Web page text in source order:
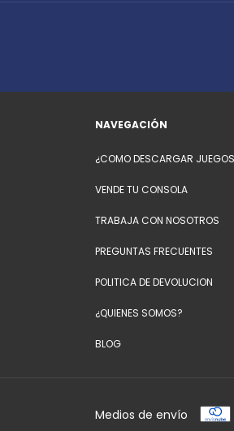
NAVEGACIÓN
¿COMO DESCARGAR
VENDE TU CONSOLA
TRABAJA CON NOSOTROS
PREGUNTAS FRECUENTES
POLITICA DE DEVOLUCION
¿QUIENES SOMOS?
BLOG
Medios de envío